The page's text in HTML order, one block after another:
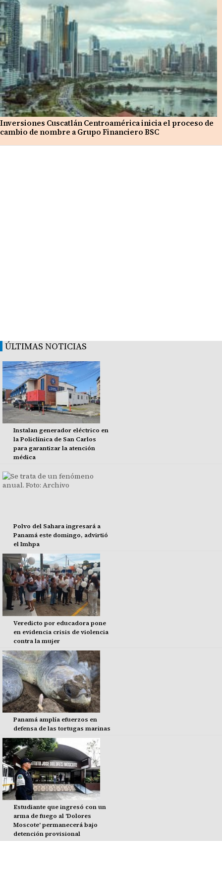
Inversiones Cuscatlán Centroamérica inicia el proceso de
cambio de nombre a Grupo Financiero BSC
ÚLTIMAS NOTICIAS
Instalan generador eléctrico en
la Policlínica de San Carlos
para garantizar la atención
médica
Polvo del Sahara ingresará a
Panamá este domingo, advirtió
el Imhpa
Veredicto por educadora pone
en evidencia crisis de violencia
contra la mujer
Panamá amplía efuerzos en
defensa de las tortugas marinas
Estudiante que ingresó con un
arma de fuego al 'Dolores
Moscote' permanecerá bajo
detención provisional